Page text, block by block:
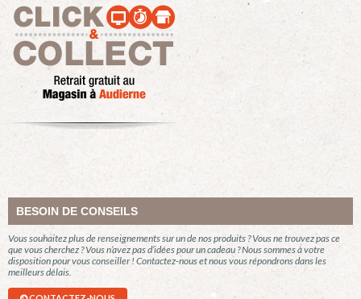
BESOIN DE CONSEILS
Vous souhaitez plus de renseignements sur un de nos produits ? Vous ne trouvez pas ce
que vous cherchez ? Vous n’avez pas d’idées pour un cadeau ? Nous sommes à votre
disposition pour vous conseiller ! Contactez-nous et nous vous répondrons dans les
meilleurs délais.